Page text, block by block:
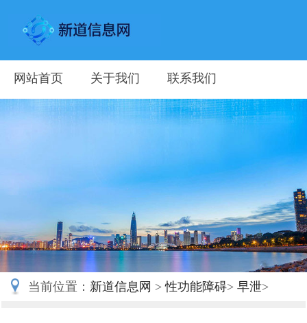
网站首页 关于我们 联系我们
当前位置： 新道信息网 >性功能障碍>早泄>